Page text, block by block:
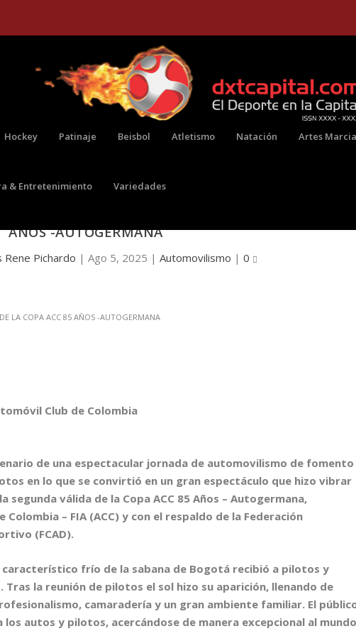
Hockey Patinaje Beisbol Atletismo Natación Artes
& Entretenimiento Variedades
AÑOS -AUTOGERMANA
Rene Pichardo |Ago 5, 2025 |Automovilismo |0
Club de Colombia
de una espectacular jornada de automovilismo de fomento
en lo que se convirtió en un gran espectáculo que hizo vibrar
válida de la Copa ACC 85 Años – Autogermana,
– FIA (ACC) y con el respaldo de la Federación
(FCAD).
característico frío de la sabana de Bogotá recibió a pilotos y
la reunión de pilotos el sol hizo su aparición, llenando de
camaradería y un gran ambiente familiar. El
autos y pilotos, acercándose de manera excepcional al mundo